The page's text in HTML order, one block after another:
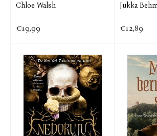
Chloe Walsh
€19,99
Jukka
€12,89